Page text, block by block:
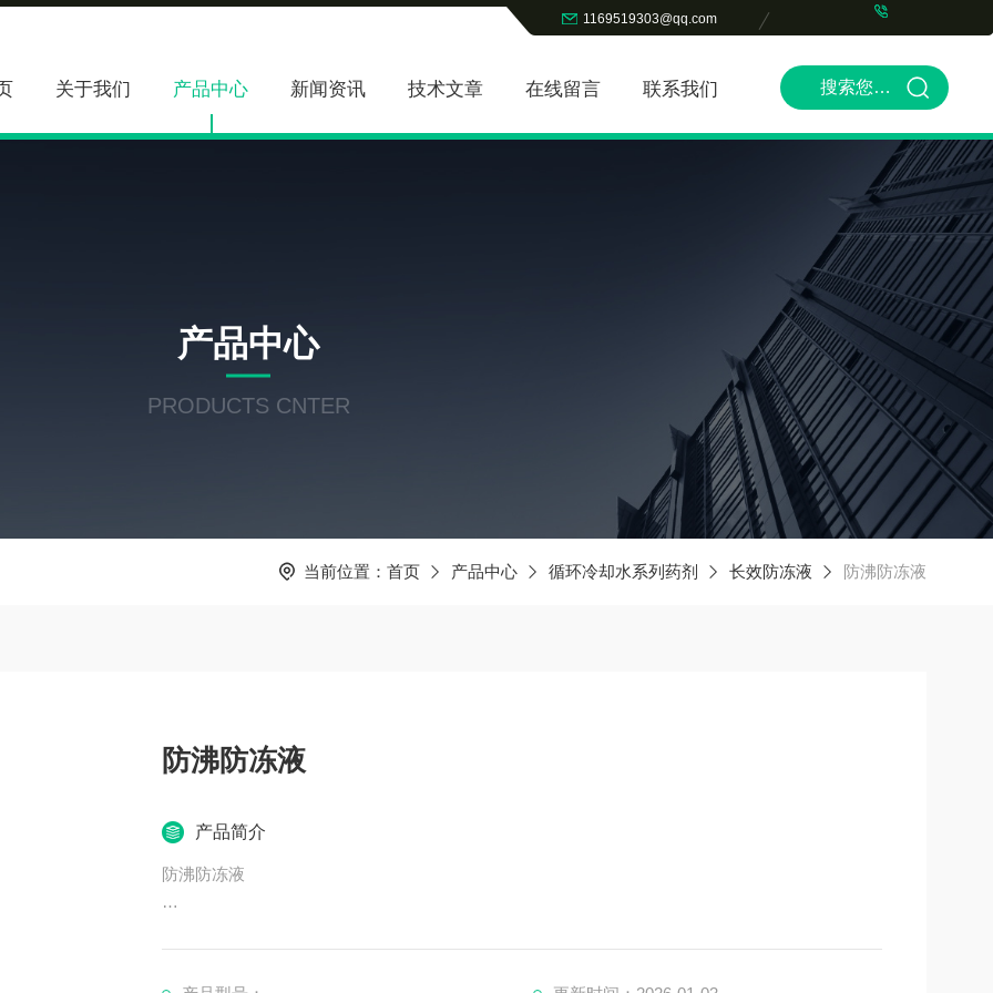
1169519303@qq.com
关于我们 产品中心 新闻资讯 技术文章 在线留言 联系我们
产品中心
PRODUCTS CNTER
当前位置： 首页 产品中心 循环冷却水系列药剂 长效防冻液 防沸防冻液
防沸防冻液
产品简介
防沸防冻液
2. **生成酸性物质**：在使用过程中，乙二醇防冻液可能会生成酸性物质，对金属部件产生一定的